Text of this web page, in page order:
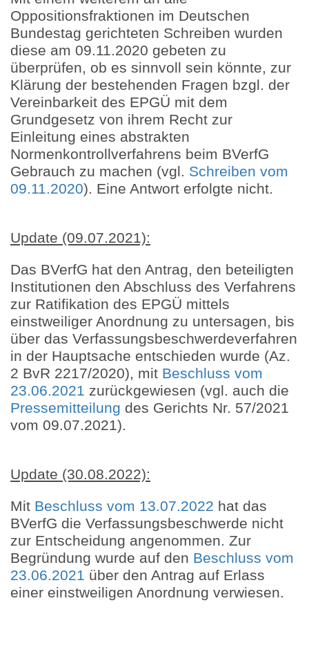
Oppositionsfraktionen im Deutschen
Bundestag gerichteten Schreiben wurden
diese am 09.11.2020 gebeten zu
überprüfen, ob es sinnvoll sein könnte, zur
Klärung der bestehenden Fragen bzgl. der
Vereinbarkeit des EPGÜ mit dem
Grundgesetz von ihrem Recht zur
Einleitung eines abstrakten
Normenkontrollverfahrens beim BVerfG
Gebrauch zu machen (vgl. Schreiben vom
09.11.2020). Eine Antwort erfolgte nicht.
Update (09.07.2021):
Das BVerfG hat den Antrag, den beteiligten
Institutionen den Abschluss des Verfahrens
zur Ratifikation des EPGÜ mittels
einstweiliger Anordnung zu untersagen, bis
über das Verfassungsbeschwerdeverfahren
in der Hauptsache entschieden wurde (Az.
2 BvR 2217/2020), mit Beschluss vom
23.06.2021 zurückgewiesen (vgl. auch die
Pressemitteilung des Gerichts Nr. 57/2021
vom 09.07.2021).
Update (30.08.2022):
Mit Beschluss vom 13.07.2022 hat das
BVerfG die Verfassungsbeschwerde nicht
zur Entscheidung angenommen. Zur
Begründung wurde auf den Beschluss vom
23.06.2021 über den Antrag auf Erlass
einer einstweiligen Anordnung verwiesen.